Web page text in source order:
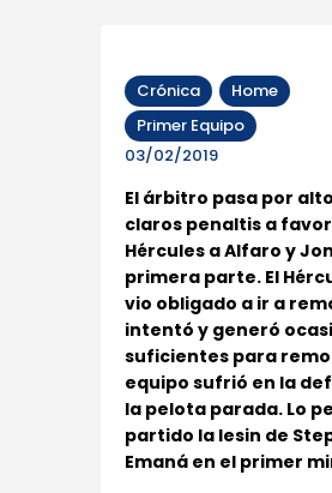
Crónica
Home
Primer Equipo
03/02/2019
El árbitro pasa por
claros penaltis a
Hércules a Alfaro y
primera parte. El
vio obligado a ir a
intentó y generó
suficientes para
equipo sufrió en la
la pelota parada. Lo
partido la lesin de
Emaná en el primer